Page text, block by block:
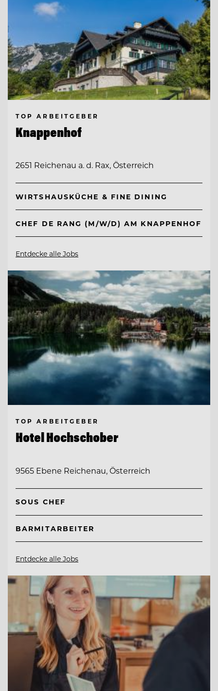
TOP ARBEITGEBER
Knappenhof
2651 Reichenau a. d. Rax, Österreich
WIRTSHAUSKÜCHE & FINE DINING
CHEF DE RANG (M/W/D) AM KNAPPENHOF
Entdecke alle Jobs
TOP ARBEITGEBER
Hotel Hochschober
9565 Ebene Reichenau, Österreich
SOUS CHEF
BARMITARBEITER
Entdecke alle Jobs